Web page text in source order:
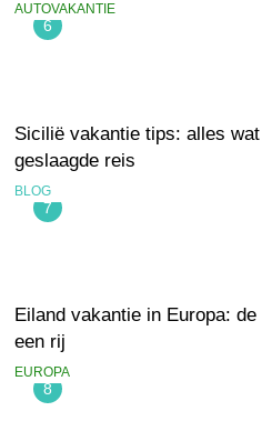
AUTOVAKANTIE
6
Sicilië vakantie tips: alles
geslaagde reis
BLOG
7
Eiland vakantie in Europa:
een rij
EUROPA
8